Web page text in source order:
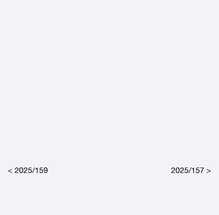
Post navigation
2025/159 2025/157